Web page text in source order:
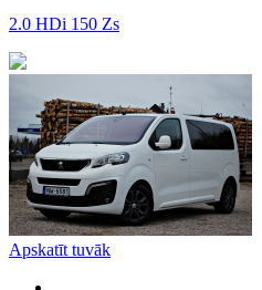
2.0 HDi 150 Zs
Apskatīt tuvāk